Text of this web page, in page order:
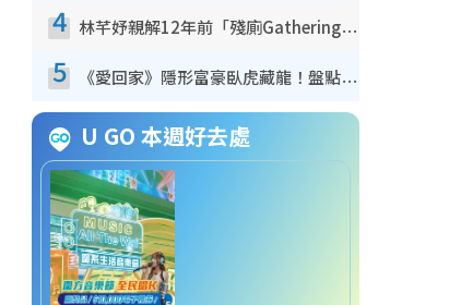
4 林芊妤親解12年前「殘廁Gathering」真相！高層解約一句話重創尊嚴至今拒返TVB
5 《愛回家》隱形富豪臥虎藏龍！盤點12位財氣逼人的有錢藝人：呢位靚女3億身家唔憂做
U GO 本週好去處